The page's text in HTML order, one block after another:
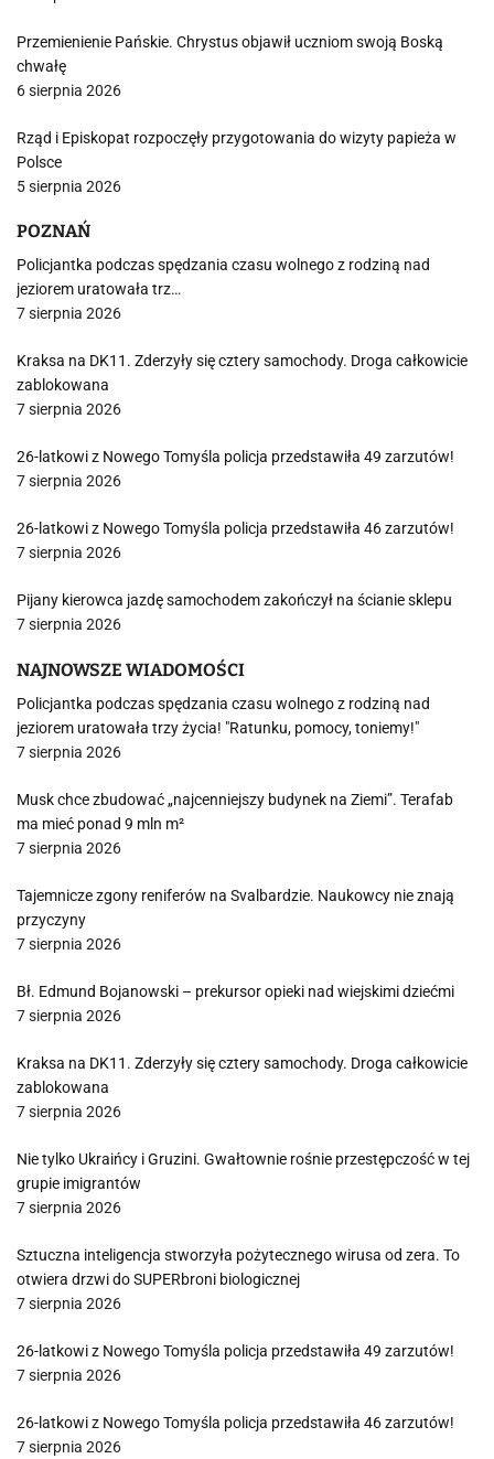
Przemienienie Pańskie. Chrystus objawił uczniom swoją Boską
chwałę
6 sierpnia 2026
Rząd i Episkopat rozpoczęły przygotowania do wizyty papieża w
Polsce
5 sierpnia 2026
POZNAŃ
Policjantka podczas spędzania czasu wolnego z rodziną nad
jeziorem uratowała trz…
7 sierpnia 2026
Kraksa na DK11. Zderzyły się cztery samochody. Droga całkowicie
zablokowana
7 sierpnia 2026
26-latkowi z Nowego Tomyśla policja przedstawiła 49 zarzutów!
7 sierpnia 2026
26-latkowi z Nowego Tomyśla policja przedstawiła 46 zarzutów!
7 sierpnia 2026
Pijany kierowca jazdę samochodem zakończył na ścianie sklepu
7 sierpnia 2026
NAJNOWSZE WIADOMOŚCI
Policjantka podczas spędzania czasu wolnego z rodziną nad
jeziorem uratowała trzy życia! "Ratunku, pomocy, toniemy!"
7 sierpnia 2026
Musk chce zbudować „najcenniejszy budynek na Ziemi”. Terafab
ma mieć ponad 9 mln m²
7 sierpnia 2026
Tajemnicze zgony reniferów na Svalbardzie. Naukowcy nie znają
przyczyny
7 sierpnia 2026
Bł. Edmund Bojanowski – prekursor opieki nad wiejskimi dziećmi
7 sierpnia 2026
Kraksa na DK11. Zderzyły się cztery samochody. Droga całkowicie
zablokowana
7 sierpnia 2026
Nie tylko Ukraińcy i Gruzini. Gwałtownie rośnie przestępczość w tej
grupie imigrantów
7 sierpnia 2026
Sztuczna inteligencja stworzyła pożytecznego wirusa od zera. To
otwiera drzwi do SUPERbroni biologicznej
7 sierpnia 2026
26-latkowi z Nowego Tomyśla policja przedstawiła 49 zarzutów!
7 sierpnia 2026
26-latkowi z Nowego Tomyśla policja przedstawiła 46 zarzutów!
7 sierpnia 2026